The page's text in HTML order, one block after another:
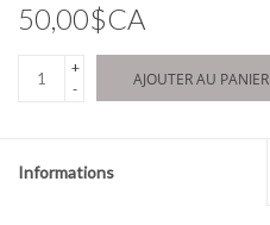
50,00$CA
+
-
AJOUTER AU PANIER
Informations